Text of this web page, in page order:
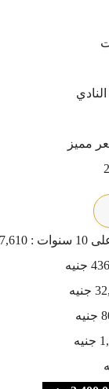
مميز
جنيه